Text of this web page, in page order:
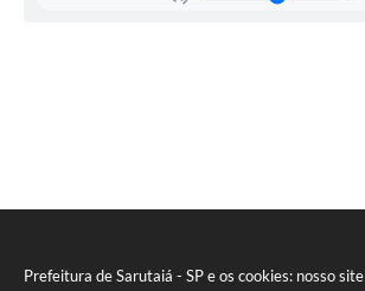
Prefeitura de Sarutaiá - SP e os cookies: nosso site